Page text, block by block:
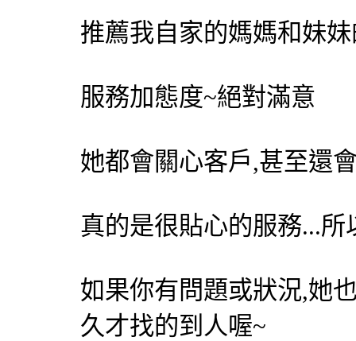
推薦我自家的媽媽和妹
服務加態度~絕對滿意
她都會關心客戶,甚至還
真的是很貼心的服務...
如果你有問題或狀況,她
久才找的到人喔~